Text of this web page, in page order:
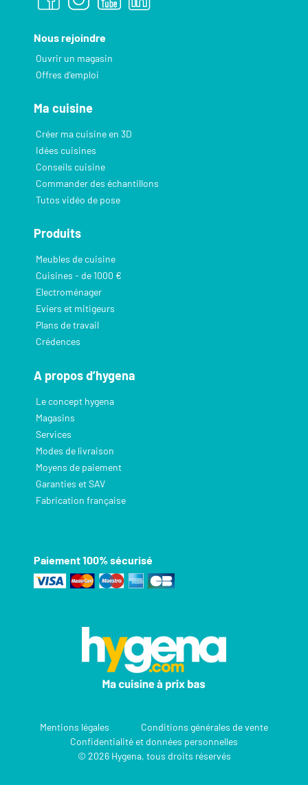
Nous rejoindre
Ouvrir un magasin
Offres d’emploi
Ma cuisine
Créer ma cuisine en 3D
Idées cuisines
Conseils cuisine
Commander des échantillons
Tutos vidéo de pose
Produits
Meubles de cuisine
Cuisines - de 1000 €
Electroménager
Eviers et mitigeurs
Plans de travail
Crédences
A propos d’hygena
Le concept hygena
Magasins
Services
Modes de livraison
Moyens de paiement
Garanties et SAV
Fabrication française
Paiement 100% sécurisé
Mentions légales
Conditions générales de vente
Confidentialité et données personnelles
© 2026 Hygena, tous droits réservés